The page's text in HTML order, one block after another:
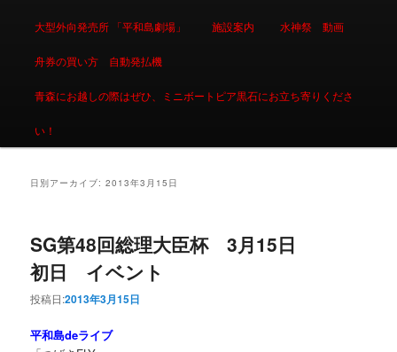
大型外向発売所 「平和島劇場」 施設案内 水神祭 動画
舟券の買い方 自動発払機
青森にお越しの際はぜひ、ミニボートピア黒石にお立ち寄りくださ
い！
日別アーカイブ:2013年3月15日
SG第48回総理大臣杯 3月15日
初日 イベント
投稿日:2013年3月15日
平和島deライブ